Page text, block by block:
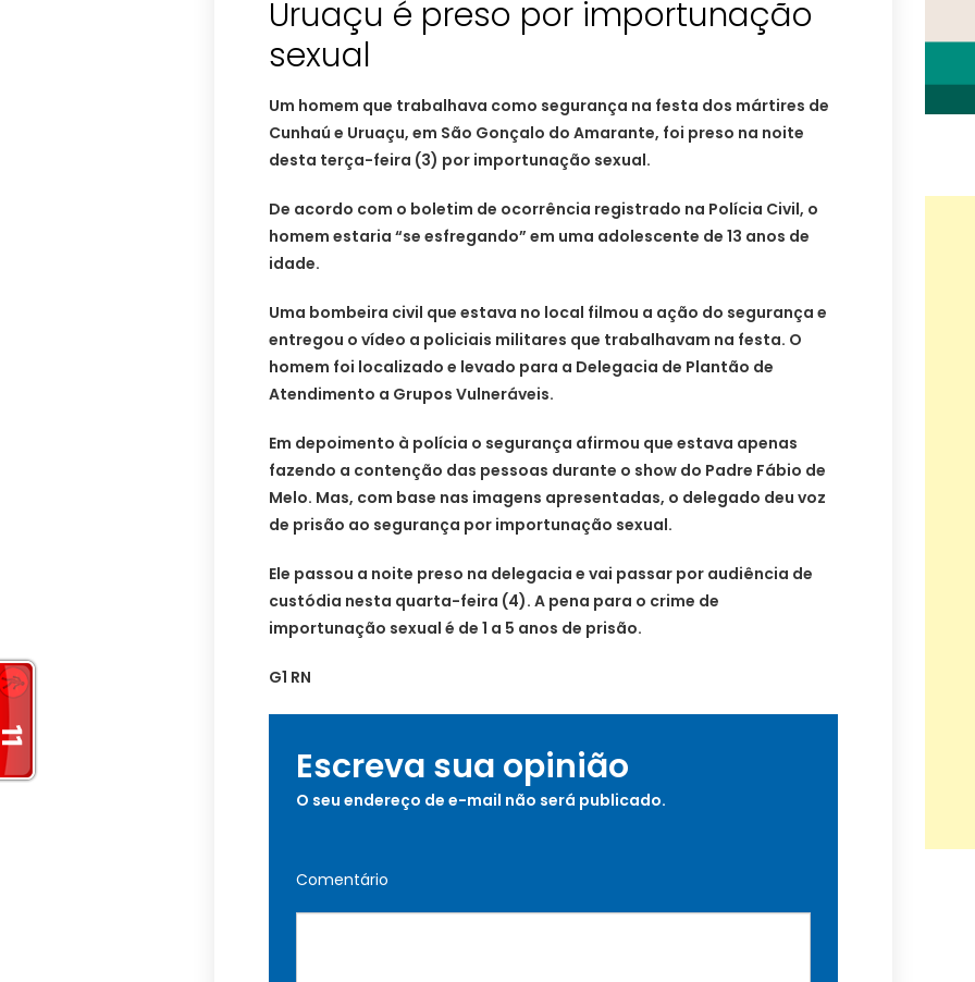
Uruaçu é preso por importunação
sexual
Um homem que trabalhava como segurança na festa dos mártires de
Cunhaú e Uruaçu, em São Gonçalo do Amarante, foi preso na noite
desta terça-feira (3) por importunação sexual.
De acordo com o boletim de ocorrência registrado na Polícia Civil, o
homem estaria “se esfregando” em uma adolescente de 13 anos de
idade.
Uma bombeira civil que estava no local filmou a ação do segurança e
entregou o vídeo a policiais militares que trabalhavam na festa. O
homem foi localizado e levado para a Delegacia de Plantão de
Atendimento a Grupos Vulneráveis.
Em depoimento à polícia o segurança afirmou que estava apenas
fazendo a contenção das pessoas durante o show do Padre Fábio de
Melo. Mas, com base nas imagens apresentadas, o delegado deu voz
de prisão ao segurança por importunação sexual.
Ele passou a noite preso na delegacia e vai passar por audiência de
custódia nesta quarta-feira (4). A pena para o crime de
importunação sexual é de 1 a 5 anos de prisão.
G1 RN
Escreva sua opinião
O seu endereço de e-mail não será publicado.
Comentário